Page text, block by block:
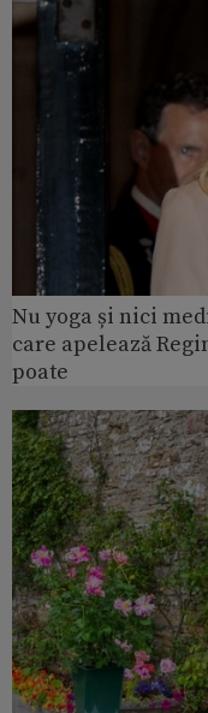
Nu yoga și nici
care apelează
poate